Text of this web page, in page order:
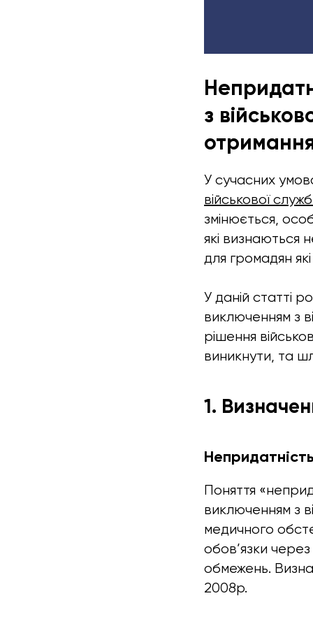
з
У сучасних
військової
змінюється,
які визнаються
для громадян
У даній статті
виключенням з
рішення
виникнути, та
1.
Поняття
виключенням з
медичного
обов’язки
обмежень.
2008р.